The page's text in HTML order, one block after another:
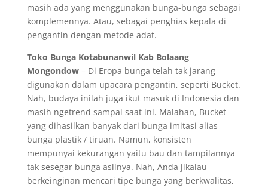
masih ada yang menggunakan bunga-bunga sebagai
komplemennya. Atau, sebagai penghias kepala di
pengantin dengan metode adat.
Toko Bunga Kotabunanwil Kab Bolaang
Mongondow– Di Eropa bunga telah tak jarang
digunakan dalam upacara pengantin, seperti Bucket.
Nah, budaya inilah juga ikut masuk di Indonesia dan
masih ngetrend sampai saat ini. Malahan, Bucket
yang dihasilkan banyak dari bunga imitasi alias
bunga plastik / tiruan. Namun, konsisten
mempunyai kekurangan yaitu bau dan tampilannya
tak sesegar bunga aslinya. Nah, Anda jikalau
berkeinginan mencari tipe bunga yang berkwalitas,